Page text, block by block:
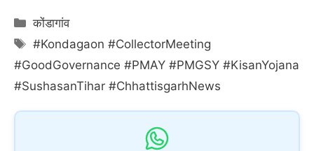
Categories
कोंडागांव
Tags
#Kondagaon #CollectorMeeting
#GoodGovernance #PMAY #PMGSY #KisanYojana
#SushasanTihar #ChhattisgarhNews